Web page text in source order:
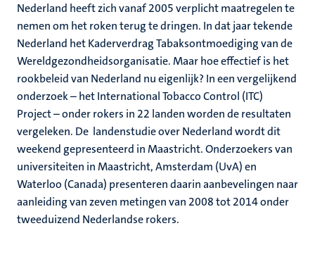
Nederland heeft zich vanaf 2005 verplicht maatregelen te
nemen om het roken terug te dringen. In dat jaar tekende
Nederland het Kaderverdrag Tabaksontmoediging van de
Wereldgezondheidsorganisatie. Maar hoe effectief is het
rookbeleid van Nederland nu eigenlijk? In een vergelijkend
onderzoek – het International Tobacco Control (ITC)
Project – onder rokers in 22 landen worden de resultaten
vergeleken. De landenstudie over Nederland wordt dit
weekend gepresenteerd in Maastricht. Onderzoekers van
universiteiten in Maastricht, Amsterdam (UvA) en
Waterloo (Canada) presenteren daarin aanbevelingen naar
aanleiding van zeven metingen van 2008 tot 2014 onder
tweeduizend Nederlandse rokers.